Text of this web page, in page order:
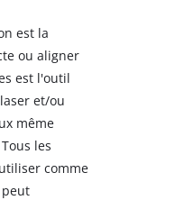
est la
ou aligner
est l'outil
et/ou
même
les
comme